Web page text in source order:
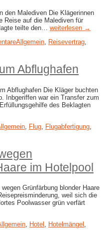
den Malediven Die Klägerinnen
Reise auf die Malediven für
teilte den… weiterlesen →
Allgemein, Reisevertrag,
Abflughafen
Abflughafen Die Kläger buchten
Inbgeriffen war ein Transfer zum
des Beklagten
Flug Flugabfertigung
im Hotelpool
Grünfärbung blonder Haare
weil sich die
Poolwasser grün verfärt
Hotel Hotelmängel